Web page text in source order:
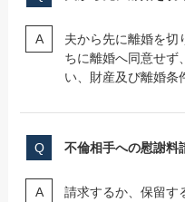
夫から先に離婚を切
ちに離婚へ同意せず
い、財産及び離婚条
不倫相手への慰謝料
請求するか、保留す